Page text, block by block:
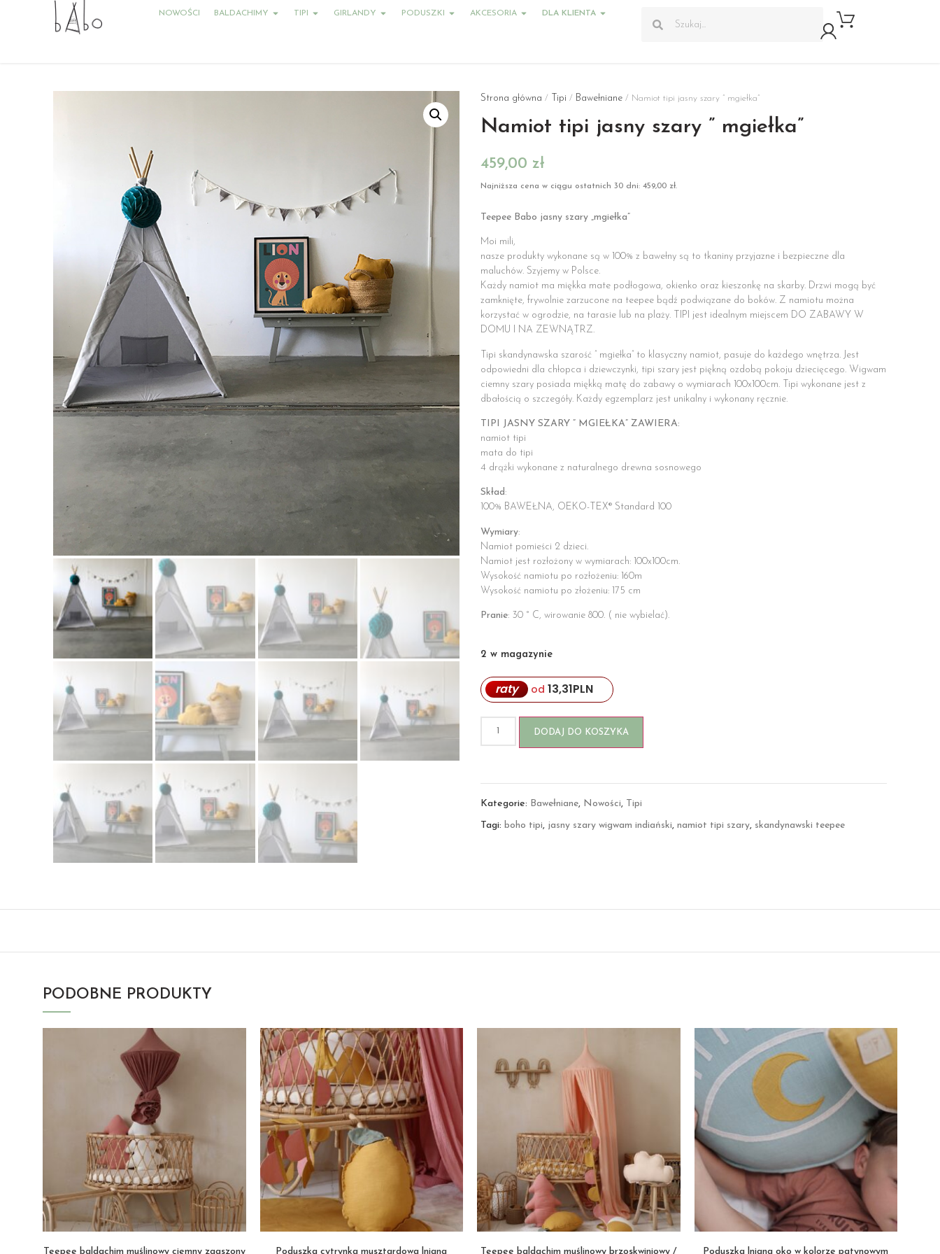
NOWOŚCI BALDACHIMY TIPI GIRLANDY PODUSZKI AKCESORIA DLA KLIENTA
Strona główna / Tipi / Bawełniane / Namiot tipi jasny szary ” mgiełka”
Namiot tipi jasny szary ” mgiełka”
459,00 zł
Najniższa cena w ciągu ostatnich 30 dni: 459,00 zł.
Teepee Babo jasny szary „mgiełka”
Moi mili,
nasze produkty wykonane są w 100% z bawełny są to tkaniny przyjazne i bezpieczne dla
maluchów. Szyjemy w Polsce.
Każdy namiot ma miękka mate podłogowa, okienko oraz kieszonkę na skarby. Drzwi mogą być
zamknięte, frywolnie zarzucone na teepee bądź podwiązane do boków. Z namiotu można
korzystać w ogrodzie, na tarasie lub na plaży. TIPI jest idealnym miejscem DO ZABAWY W
DOMU I NA ZEWNĄTRZ.
Tipi skandynawska szarość ” mgiełka” to klasyczny namiot, pasuje do każdego wnętrza. Jest
odpowiedni dla chłopca i dziewczynki, tipi szary jest piękną ozdobą pokoju dziecięcego. Wigwam
ciemny szary posiada miękką matę do zabawy o wymiarach 100x100cm. Tipi wykonane jest z
dbałością o szczegóły. Każdy egzemplarz jest unikalny i wykonany ręcznie.
TIPI JASNY SZARY ” MGIEŁKA” ZAWIERA:
namiot tipi
mata do tipi
4 drążki wykonane z naturalnego drewna sosnowego
Skład:
100% BAWEŁNA, OEKO-TEX® Standard 100
Wymiary:
Namiot pomieści 2 dzieci.
Namiot jest rozłożony w wymiarach: 100x100cm.
Wysokość namiotu po rozłożeniu: 160m
Wysokość namiotu po złożeniu: 175 cm
Pranie: 30 ° C, wirowanie 800. ( nie wybielać).
2 w magazynie
raty od 13,31PLN
DODAJ DO KOSZYKA
Kategorie: Bawełniane, Nowości, Tipi
Tagi: boho tipi, jasny szary wigwam indiański, namiot tipi szary, skandynawski teepee
PODOBNE PRODUKTY
Teepee baldachim muślinowy ciemny zgaszony Poduszka cytrynka musztardowa lniana Teepee baldachim muślinowy brzoskwiniowy / Poduszka lniana oko w kolorze patynowym